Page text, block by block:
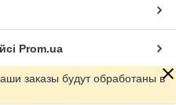
Prom.ua
заказы будут обработаны в